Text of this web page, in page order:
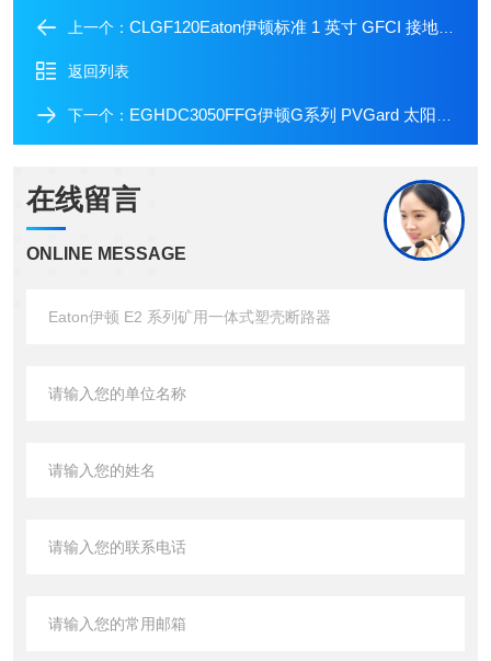
上一个： CLGF120Eaton伊顿标准 1 英寸 GFCI 接地故障断路器
返回列表
下一个： EGHDC3050FFG伊顿G系列 PVGard 太阳能一体式塑壳断路器
在线留言
ONLINE MESSAGE